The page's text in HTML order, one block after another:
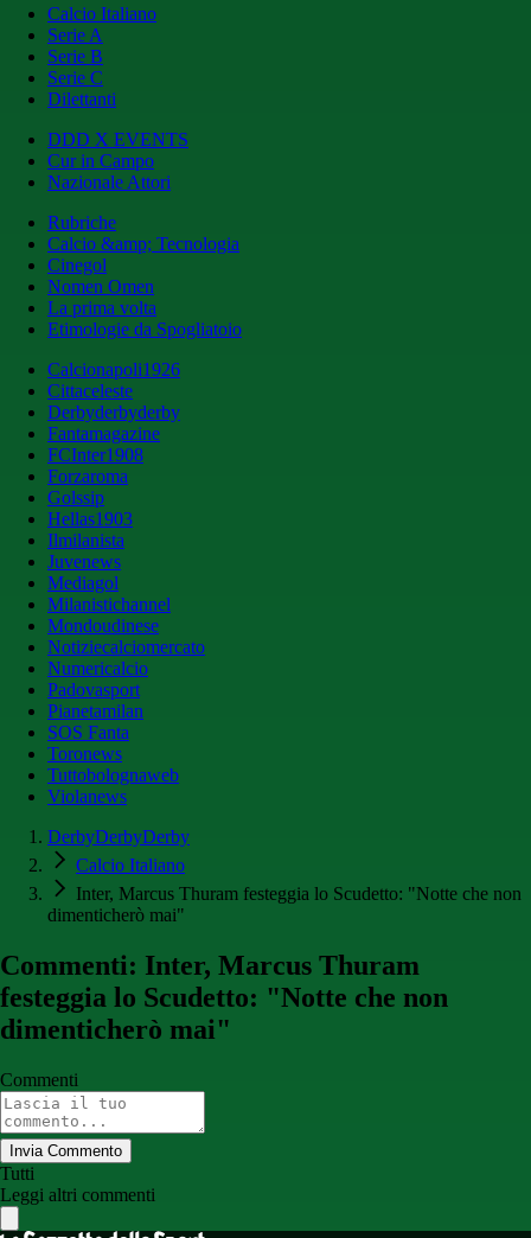
Calcio Italiano
Serie A
Serie B
Serie C
Dilettanti
DDD X EVENTS
Cur in Campo
Nazionale Attori
Rubriche
Calcio &amp; Tecnologia
Cinegol
Nomen Omen
La prima volta
Etimologie da Spogliatoio
Calcionapoli1926
Cittaceleste
Derbyderbyderby
Fantamagazine
FCInter1908
Forzaroma
Golssip
Hellas1903
Ilmilanista
Juvenews
Mediagol
Milanistichannel
Mondoudinese
Notiziecalciomercato
Numericalcio
Padovasport
Pianetamilan
SOS Fanta
Toronews
Tuttobolognaweb
Violanews
DerbyDerbyDerby
Calcio Italiano
Inter, Marcus Thuram festeggia lo Scudetto: "Notte che non
dimenticherò mai"
Commenti: Inter, Marcus Thuram
festeggia lo Scudetto: "Notte che non
dimenticherò mai"
Commenti
Invia Commento
Tutti
Leggi altri commenti